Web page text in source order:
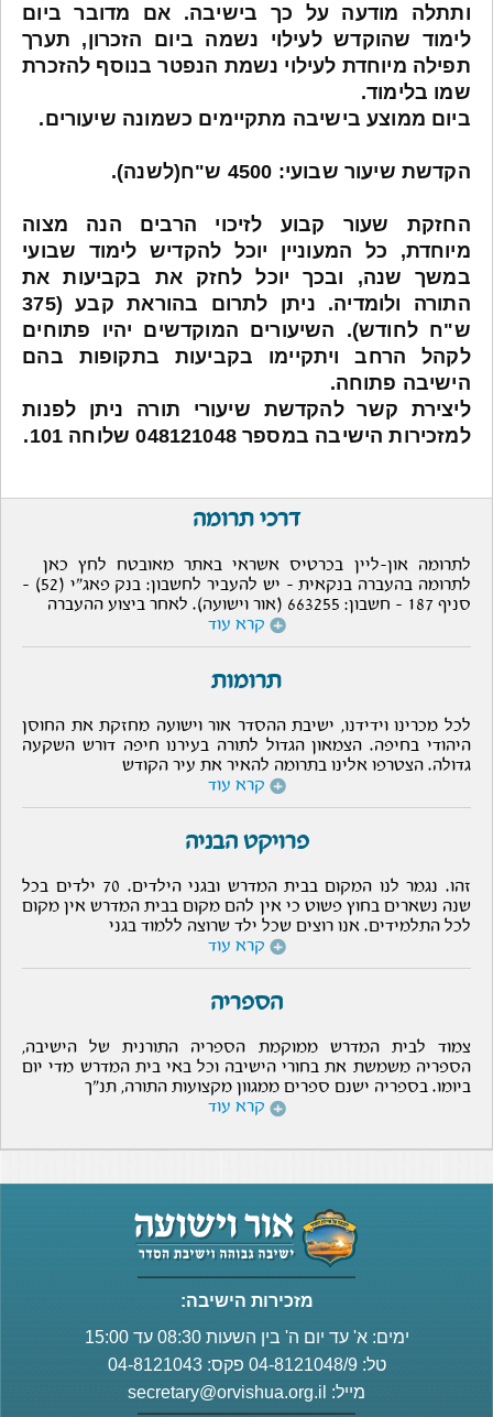
ותתלה מודעה על כך בישיבה. אם מדובר ביום
לימוד שהוקדש לעילוי נשמה ביום הזכרון, תערך
תפילה מיוחדת לעילוי נשמת הנפטר בנוסף להזכרת
שמו בלימוד.
ביום ממוצע בישיבה מתקיימים כשמונה שיעורים.
הקדשת שיעור שבועי: 4500 ש"ח(לשנה).
החזקת שעור קבוע לזיכוי הרבים הנה מצוה
מיוחדת, כל המעוניין יוכל להקדיש לימוד שבועי
במשך שנה, ובכך יוכל לחזק את בקביעות את
התורה ולומדיה. ניתן לתרום בהוראת קבע (375
ש"ח לחודש). השיעורים המוקדשים יהיו פתוחים
לקהל הרחב ויתקיימו בקביעות בתקופות בהם
הישיבה פתוחה.
ליצירת קשר להקדשת שיעורי תורה ניתן לפנות
למזכירות הישיבה במספר 048121048 שלוחה 101.
דרכי תרומה
לתרומה און-ליין בכרטיס אשראי באתר מאובטח לחץ כאן
לתרומה בהעברה בנקאית - יש להעביר לחשבון: בנק פאג"י (52) -
סניף 187 - חשבון: 663255 (אור וישועה). לאחר ביצוע ההעברה
קרא עוד
תרומות
לכל מכרינו וידידנו, ישיבת ההסדר אור וישועה מחזקת את החוסן
היהודי בחיפה. הצמאון הגדול לתורה בעירנו חיפה דורש השקעה
גדולה. הצטרפו אלינו בתרומה להאיר את עיר הקודש
קרא עוד
פרויקט הבניה
זהו. נגמר לנו המקום בבית המדרש ובגני הילדים. 70 ילדים בכל
שנה נשארים בחוץ פשוט כי אין להם מקום בבית המדרש אין מקום
לכל התלמידים. אנו רוצים שכל ילד שרוצה ללמוד בגני
קרא עוד
הספריה
צמוד לבית המדרש ממוקמת הספריה התורנית של הישיבה,
הספריה משמשת את בחורי הישיבה וכל באי בית המדרש מדי יום
ביומו. בספריה ישנם ספרים ממגוון מקצועות התורה, תנ"ך
קרא עוד
מזכירות הישיבה:
ימים: א' עד יום ה' בין השעות 08:30 עד 15:00
טל: 04-8121048/9 פקס: 04-8121043
מייל: secretary@orvishua.org.il